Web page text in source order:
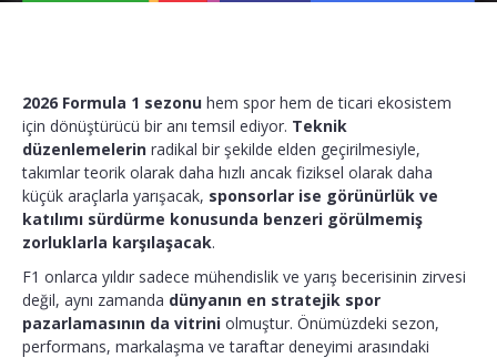
2026 Formula 1 sezonu hem spor hem de ticari ekosistem
için dönüştürücü bir anı temsil ediyor. Teknik
düzenlemelerin radikal bir şekilde elden geçirilmesiyle,
takımlar teorik olarak daha hızlı ancak fiziksel olarak daha
küçük araçlarla yarışacak, sponsorlar ise görünürlük ve
katılımı sürdürme konusunda benzeri görülmemiş
zorluklarla karşılaşacak.
F1 onlarca yıldır sadece mühendislik ve yarış becerisinin zirvesi
değil, aynı zamanda dünyanın en stratejik spor
pazarlamasının da vitrini olmuştur. Önümüzdeki sezon,
performans, markalaşma ve taraftar deneyimi arasındaki